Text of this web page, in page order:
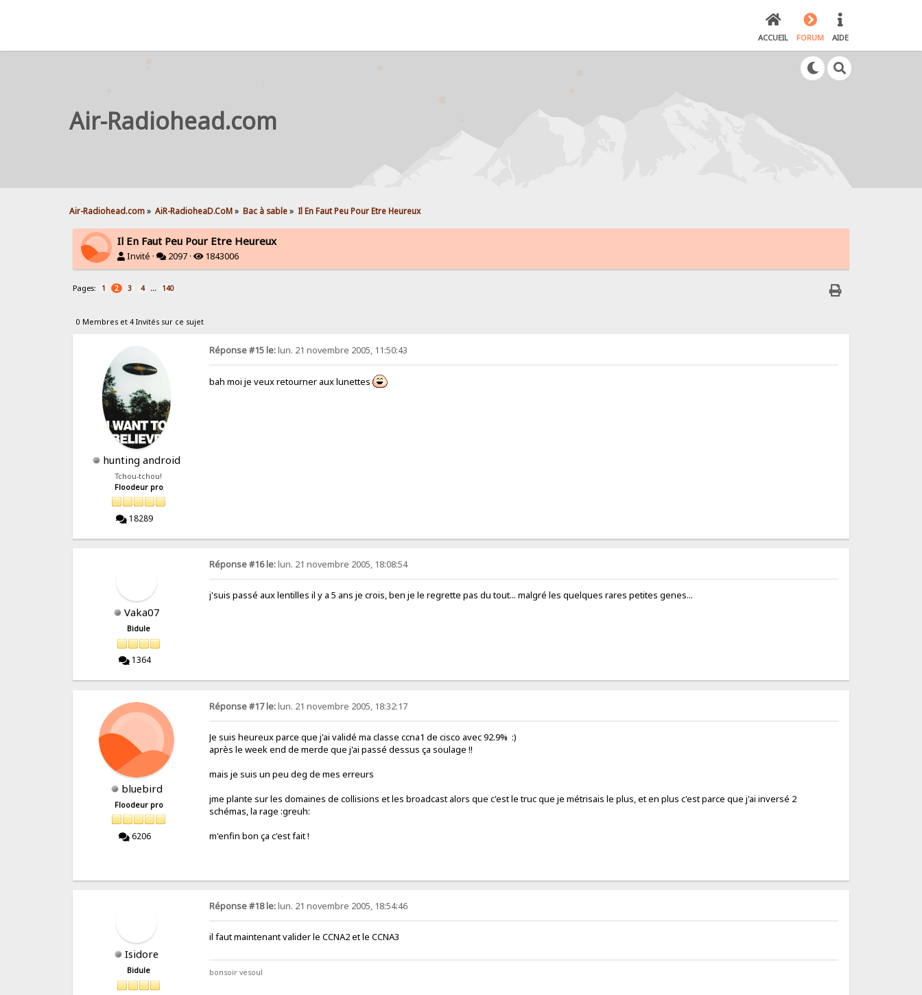
ACCUEIL FORUM AIDE
Air-Radiohead.com
Air-Radiohead.com» AiR-RadioheaD.CoM» Bac à sable» Il En Faut Peu Pour Etre Heureux
Il En Faut Peu Pour Etre Heureux
Invité · 2097 · 1843006
Pages: 1 2 3 4 ... 140
0 Membres et 4 Invités sur ce sujet
hunting android
Tchou-tchou!
Floodeur pro
18289
Réponse #15 le:lun. 21 novembre 2005, 11:50:43
bah moi je veux retourner aux lunettes
Vaka07
Bidule
1364
Réponse #16 le:lun. 21 novembre 2005, 18:08:54
j'suis passé aux lentilles il y a 5 ans je crois, ben je le regrette pas du tout... malgré les quelques rares petites genes...
bluebird
Floodeur pro
6206
Réponse #17 le:lun. 21 novembre 2005, 18:32:17
Je suis heureux parce que j'ai validé ma classe ccna1 de cisco avec 92.9% :)
après le week end de merde que j'ai passé dessus ça soulage !!
mais je suis un peu deg de mes erreurs
jme plante sur les domaines de collisions et les broadcast alors que c'est le truc que je métrisais le plus, et en plus c'est parce que j'ai inversé 2
schémas, la rage :greuh:
m'enfin bon ça c'est fait !
Isidore
Bidule
Réponse #18 le:lun. 21 novembre 2005, 18:54:46
il faut maintenant valider le CCNA2 et le CCNA3
bonsoir vesoul